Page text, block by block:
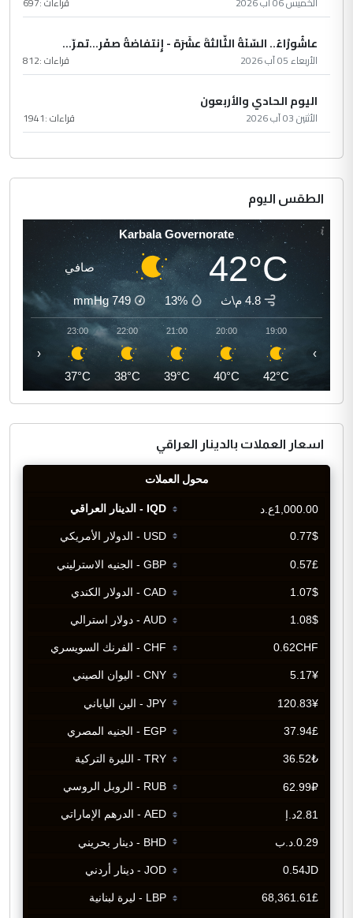
عاشُورْاءُ.. السّنَةُ الثّالثةَ عشَرَة - إِنتفاضةُ صفَر…تمرّ...
الأربعاء 05 آب 2026 قراءات :812
اليوم الحادي والأربعون
الأثنين 03 آب 2026 قراءات :1941
الطقس اليوم
Karbala Governorate
42°C صافي
4.8 م\ث 13%
749
mmHg
19:00
42°C
20:00
40°C
21:00
39°C
22:00
38°C
23:00
37°C
‹ ›
اسعار العملات بالدينار العراقي